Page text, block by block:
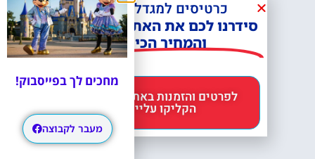
כרטיסים למגדל אייפל?
סידרנו לכם את האתר הכי אמין -
והמחיר הכי זול!
הקליקו עליי 😊
מחכים לך בפייסבוק!
מעבר לקבוצה